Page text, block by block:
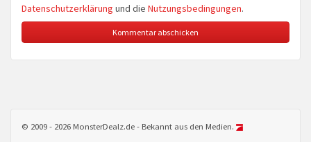
Datenschutzerklärung und die Nutzungsbedingungen.
© 2009 - 2026 MonsterDealz.de - Bekannt aus den Medien.